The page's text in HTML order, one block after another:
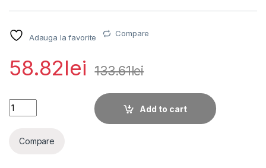
Adauga la favorite Compare
58.82lei 133.61lei
Suport de montaj pe perete Hikvision DS-1294ZJ-PT,
Add to cart
Compare